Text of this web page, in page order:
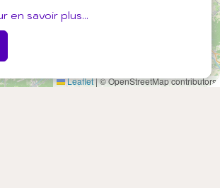
en savoir plus...
Leaflet|© OpenStreetMap contributors